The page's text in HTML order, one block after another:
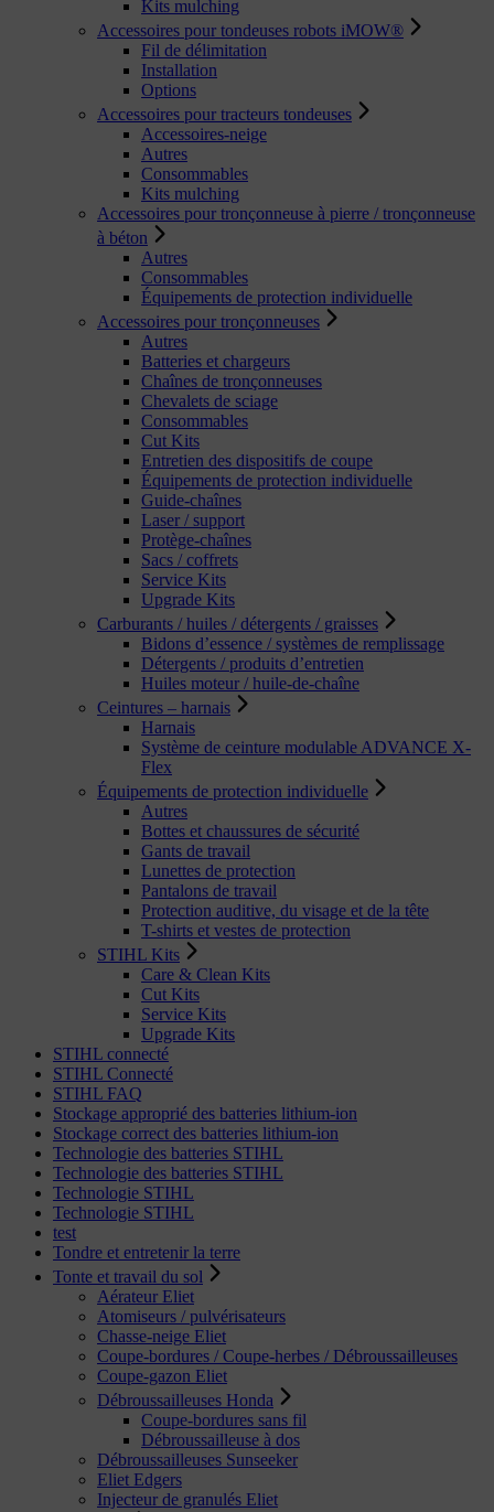
Kits mulching
Accessoires pour tondeuses robots iMOW®
Fil de délimitation
Installation
Options
Accessoires pour tracteurs tondeuses
Accessoires-neige
Autres
Consommables
Kits mulching
Accessoires pour tronçonneuse à pierre / tronçonneuse
à béton
Autres
Consommables
Équipements de protection individuelle
Accessoires pour tronçonneuses
Autres
Batteries et chargeurs
Chaînes de tronçonneuses
Chevalets de sciage
Consommables
Cut Kits
Entretien des dispositifs de coupe
Équipements de protection individuelle
Guide-chaînes
Laser / support
Protège-chaînes
Sacs / coffrets
Service Kits
Upgrade Kits
Carburants / huiles / détergents / graisses
Bidons d’essence / systèmes de remplissage
Détergents / produits d’entretien
Huiles moteur / huile-de-chaîne
Ceintures – harnais
Harnais
Système de ceinture modulable ADVANCE X-
Flex
Équipements de protection individuelle
Autres
Bottes et chaussures de sécurité
Gants de travail
Lunettes de protection
Pantalons de travail
Protection auditive, du visage et de la tête
T-shirts et vestes de protection
STIHL Kits
Care & Clean Kits
Cut Kits
Service Kits
Upgrade Kits
STIHL connecté
STIHL Connecté
STIHL FAQ
Stockage approprié des batteries lithium-ion
Stockage correct des batteries lithium-ion
Technologie des batteries STIHL
Technologie des batteries STIHL
Technologie STIHL
Technologie STIHL
test
Tondre et entretenir la terre
Tonte et travail du sol
Aérateur Eliet
Atomiseurs / pulvérisateurs
Chasse-neige Eliet
Coupe-bordures / Coupe-herbes / Débroussailleuses
Coupe-gazon Eliet
Débroussailleuses Honda
Coupe-bordures sans fil
Débroussailleuse à dos
Débroussailleuses Sunseeker
Eliet Edgers
Injecteur de granulés Eliet